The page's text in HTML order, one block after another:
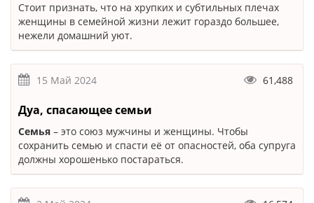
Стоит признать, что на хрупких и субтильных плечах
женщины в семейной жизни лежит гораздо большее,
нежели домашний уют.
15 Май 2024 61,488
Дуа, спасающее семьи
​Семья – это союз мужчины и женщины. Чтобы
сохранить семью и спасти её от опасностей, оба супруга
должны хорошенько постараться.